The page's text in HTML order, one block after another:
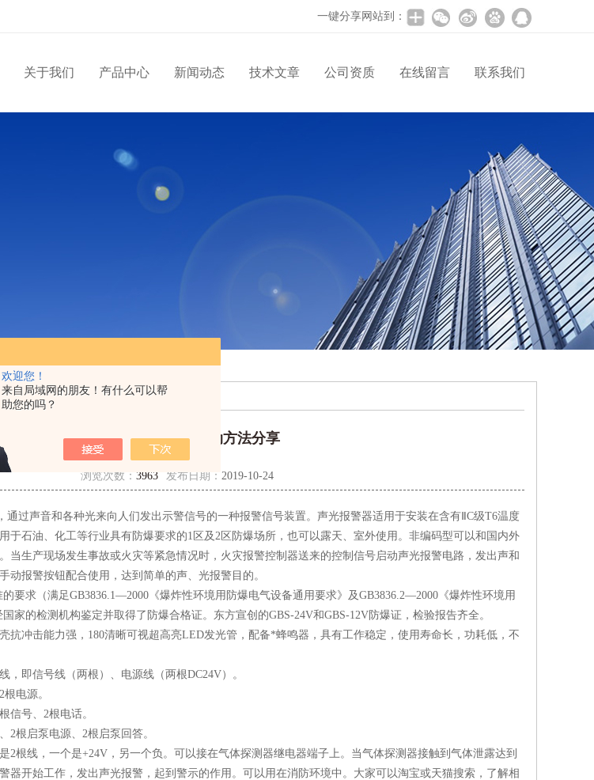
欢迎您！
来自局域网的朋友！有什么可以帮
助您的吗？
一键分享网站到：
关于我们 产品中心 新闻动态 技术文章 公司资质 在线留言 联系我们
声光报警器的接线及启动方法分享
声光报警器的接线及启动方法分享
浏览次数： 3963 发布日期： 2019-10-24
通过声音和各种光来向人们发出示警信号的一种报警信号装置。声光报警器适用于安装在含有ⅡC级T6温度
于石油、化工等行业具有防爆要求的1区及2区防爆场所，也可以露天、室外使用。非编码型可以和国内外
当生产现场发生事故或火灾等紧急情况时，火灾报警控制器送来的控制信号启动声光报警电路，发出声和
动报警按钮配合使用，达到简单的声、光报警目的。
求（满足GB3836.1—2000《爆炸性环境用防爆电气设备通用要求》及GB3836.2—2000《爆炸性环境用
家的检测机构鉴定并取得了防爆合格证。东方宣创的GBS-24V和GBS-12V防爆证，检验报告齐全。
冲击能力强，180清晰可视超高亮LED发光管，配备*蜂鸣器，具有工作稳定，使用寿命长，功耗低，不
即信号线（两根）、电源线（两根DC24V）。
电源。
号、2根电话。
根启泵电源、2根启泵回答。
根线，一个是+24V，另一个负。可以接在气体探测器继电器端子上。当气体探测器接触到气体泄露达到
器开始工作，发出声光报警，起到警示的作用。可以用在消防环境中。大家可以淘宝或天猫搜索，了解相